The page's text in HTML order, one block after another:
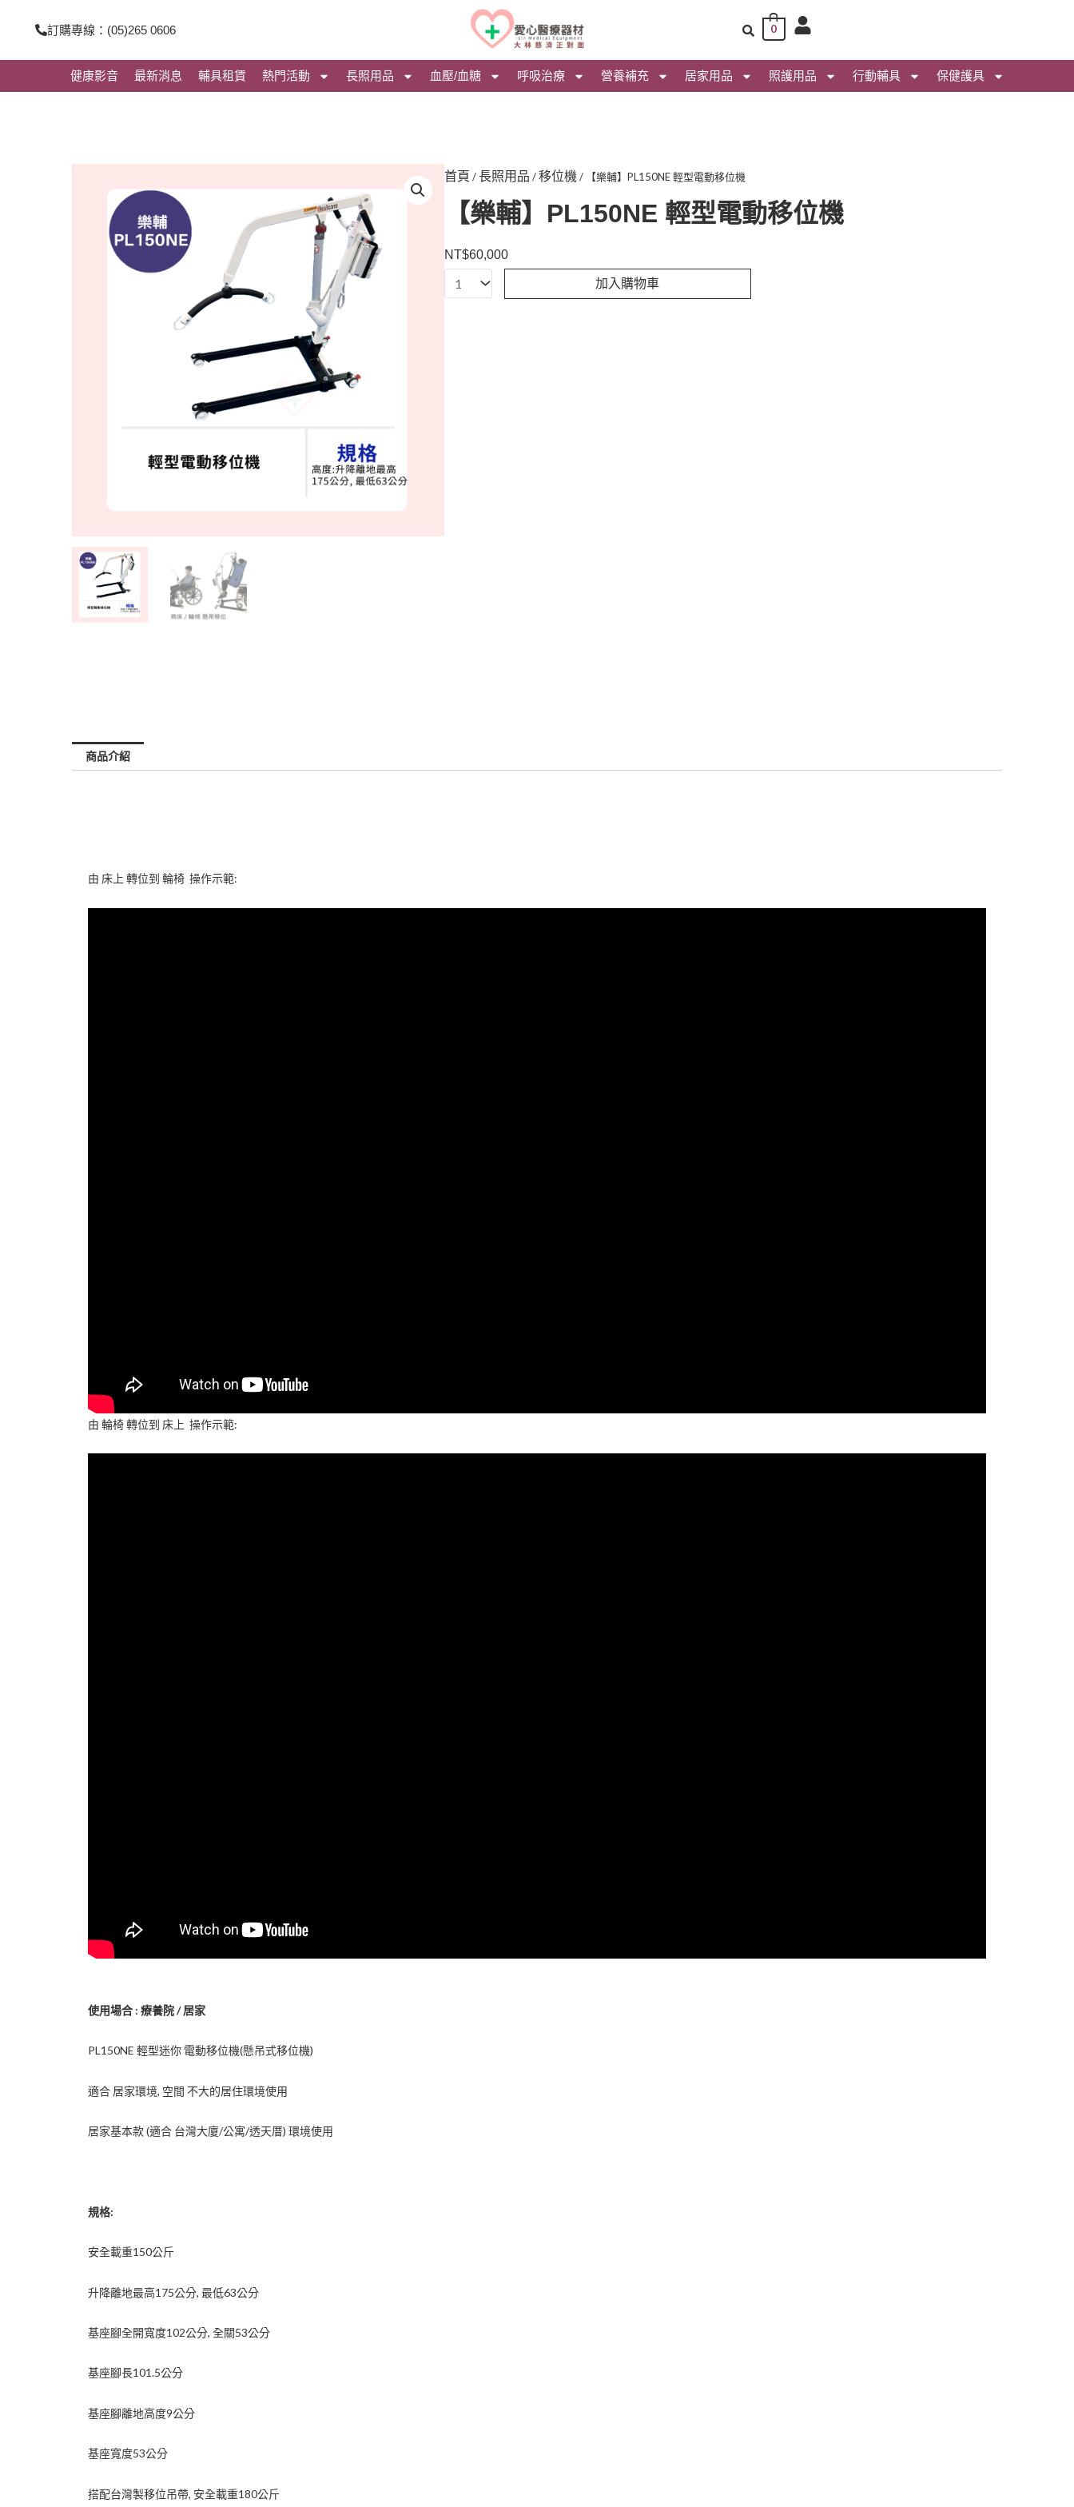
主
訂購專線：(05)265 0606 0
健康影音 最新消息 輔具租賃 熱門活動 長照用品 血壓/血糖 呼吸治療 營養補充 居家用品 照護用品 行動輔具 保健護具
首頁 /長照用品 /移位機 / 【樂輔】PL150NE 輕型電動移位機
【樂輔】PL150NE 輕型電動移位機
NT$60,000
【樂
輔】
加入購物車
商品介紹
由 床上 轉位到 輪椅 操作示範:
由 輪椅 轉位到 床上 操作示範:
使用場合 : 療養院 / 居家
PL150NE 輕型迷你 電動移位機(懸吊式移位機)
適合 居家環境, 空間 不大的居住環境使用
居家基本款 (適合 台灣大廈/公寓/透天厝) 環境使用
規格:
安全載重150公斤
升降離地最高175公分, 最低63公分
基座腳全開寬度102公分, 全關53公分
基座腳長101.5公分
基座腳離地高度9公分
基座寬度53公分
搭配台灣製移位吊帶, 安全載重180公斤